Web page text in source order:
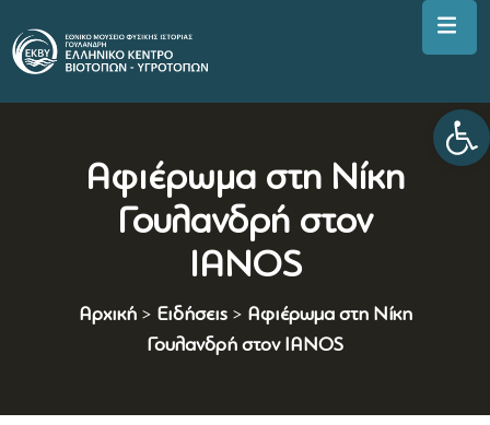
Αφιέρωμα στη Νίκη
Γουλανδρή στον
IANOS
Αρχική> Ειδήσεις> Αφιέρωμα στη Νίκη
Γουλανδρή στον IANOS